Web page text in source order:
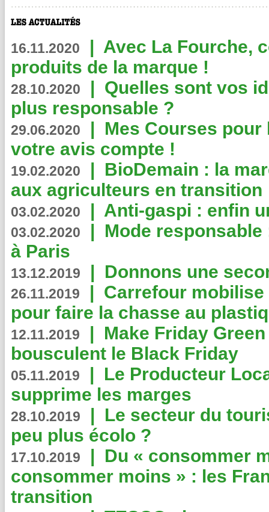
16.11.2020 | Avec La Fourche,
produits de la marque !
28.10.2020 | Quelles sont vos
plus responsable ?
29.06.2020 | Mes Courses pour
votre avis compte !
19.02.2020 | BioDemain : la
aux agriculteurs en transition
03.02.2020 | Anti-gaspi : enfin
03.02.2020 | Mode
à Paris
13.12.2019 | Donnons une
26.11.2019 | Carrefour
pour faire la chasse au
12.11.2019 | Make Friday
bousculent le Black Friday
05.11.2019 | Le Producteur
supprime les marges
28.10.2019 | Le secteur du
peu plus écolo ?
17.10.2019 | Du « consommer
consommer moins » : les
transition